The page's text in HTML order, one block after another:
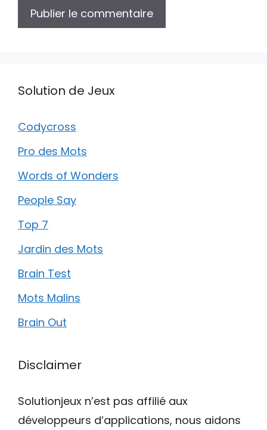
Solution de Jeux
Codycross
Pro des Mots
Words of Wonders
People Say
Top 7
Jardin des Mots
Brain Test
Mots Malins
Brain Out
Disclaimer
Solutionjeux n’est pas affilié aux
développeurs d’applications, nous aidons